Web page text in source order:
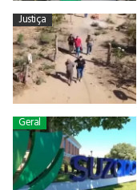
Justiça
Geral